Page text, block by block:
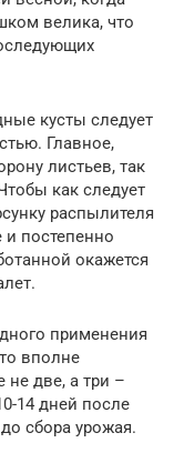
велика, что
кусты следует
Главное,
листьев, так
как следует
распылителя
постепенно
окажется
применения
вполне
не две, а три –
14 дней после
сбора урожая.